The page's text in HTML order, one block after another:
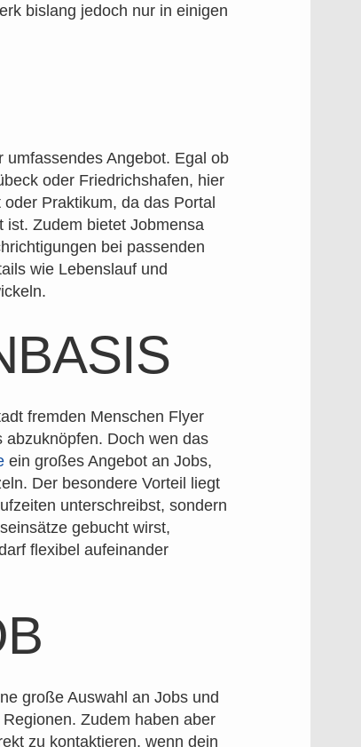
bislang jedoch nur in einigen
Angebot. Egal ob
oder Friedrichshafen, hier
Praktikum, da das Portal
ist. Zudem bietet Jobmensa
bei passenden
wie Lebenslauf und
fremden Menschen Flyer
Doch wen das
ein großes Angebot an Jobs,
Der besondere Vorteil liegt
unterschreibst, sondern
gebucht wirst,
flexibel aufeinander
große Auswahl an Jobs und
Zudem haben aber
zu kontaktieren, wenn dein